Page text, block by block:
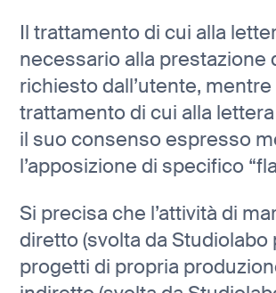
Il trattamento di cui alla
necessario alla prestazione
richiesto dall’utente, mentre
trattamento di cui alla
il suo consenso espresso
l’apposizione di specifico
Si precisa che l’attività di
diretto (svolta da Studiolabo
progetti di propria